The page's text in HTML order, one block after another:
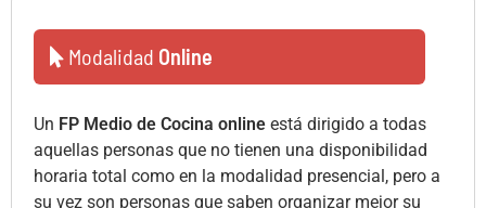
Modalidad Online
Un FP Medio de Cocina online está dirigido a todas
aquellas personas que no tienen una disponibilidad
horaria total como en la modalidad presencial, pero a
su vez son personas que saben organizar mejor su